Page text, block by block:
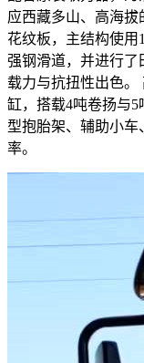
应西藏多山、高海
花纹板，主结构使用
强钢滑道，并进行了
载力与抗扭性出色。
缸，搭载4吨卷扬与
型抱胎架、辅助小
率。